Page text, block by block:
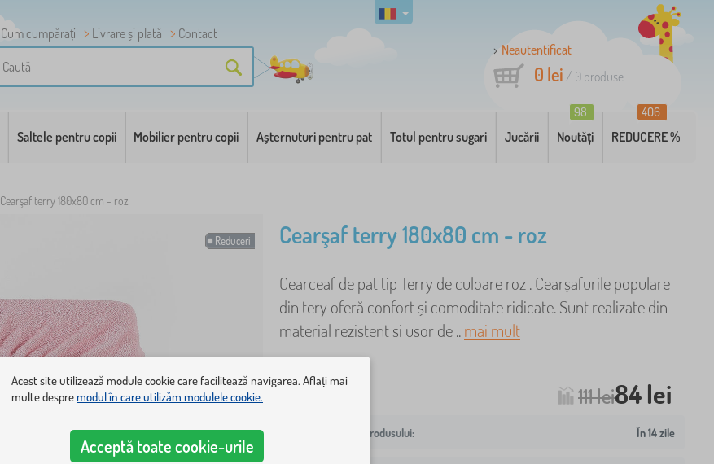
Cum cumpărați Livrare și plată
Contact
Neautentificat
0 lei / 0 produse
Saltele pentru copii Mobilier pentru copii Așternuturi pentru pat Totul pentru sugari Jucării Noutăți
98
REDUCERE %
406
Cearşaf terry 180x80 cm - roz
Reduceri Cearşaf terry 180x80 cm - roz
Cearceaf de pat tip Terry de culoare roz . Cearșafurile populare
din tery oferă confort și comoditate ridicate. Sunt realizate din
material rezistent si usor de ..mai mult
111 lei84 lei
În 14 zile
Acest site utilizează module cookie care facilitează navigarea. Aflați mai
multe despremodul în care utilizăm modulele cookie.
Acceptă toate cookie-urile